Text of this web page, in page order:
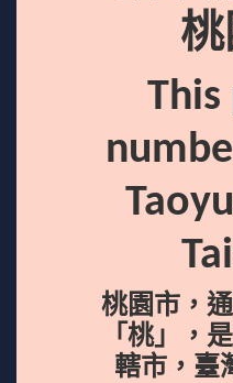
桃
This
桃園市，
「桃」，
轄市，臺